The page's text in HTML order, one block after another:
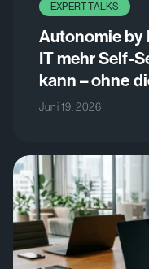
EXPERT TALKS
Autonomie by
IT mehr Self-
kann – ohne
Juni 19, 2026